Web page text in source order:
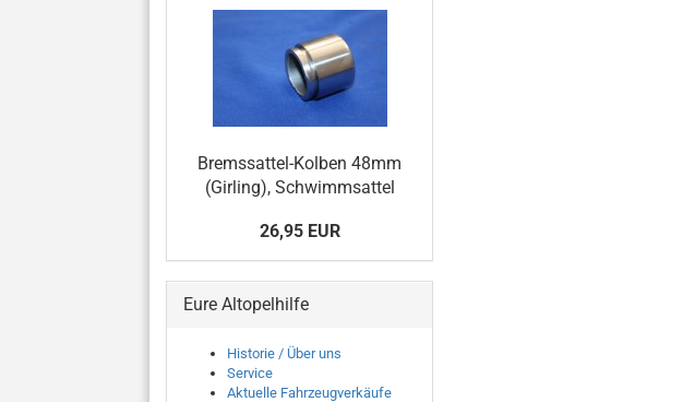
Bremssattel-Kolben 48mm
(Girling), Schwimmsattel
26,95 EUR
Eure Altopelhilfe
Historie / Über uns
Service
Aktuelle Fahrzeugverkäufe